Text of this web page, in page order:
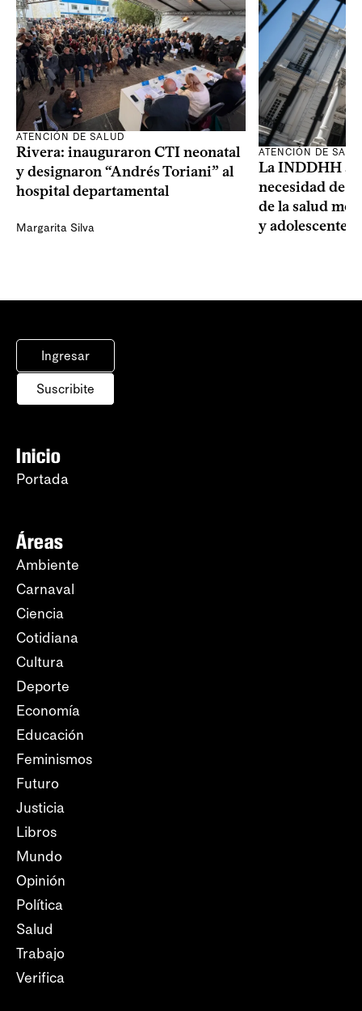
ATENCIÓN DE SALUD
Rivera: inauguraron CTI neonatal
y designaron “Andrés Toriani” al
hospital departamental
Margarita Silva
ATENCIÓN DE
La INDDHH
necesidad de
de la salud
y adolescentes
Ingresar
Suscribite
Inicio
Portada
Áreas
Ambiente
Carnaval
Ciencia
Cotidiana
Cultura
Deporte
Economía
Educación
Feminismos
Futuro
Justicia
Libros
Mundo
Opinión
Política
Salud
Trabajo
Verifica